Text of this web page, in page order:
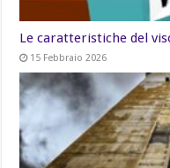
Le caratteristiche del
15 Febbraio 2026